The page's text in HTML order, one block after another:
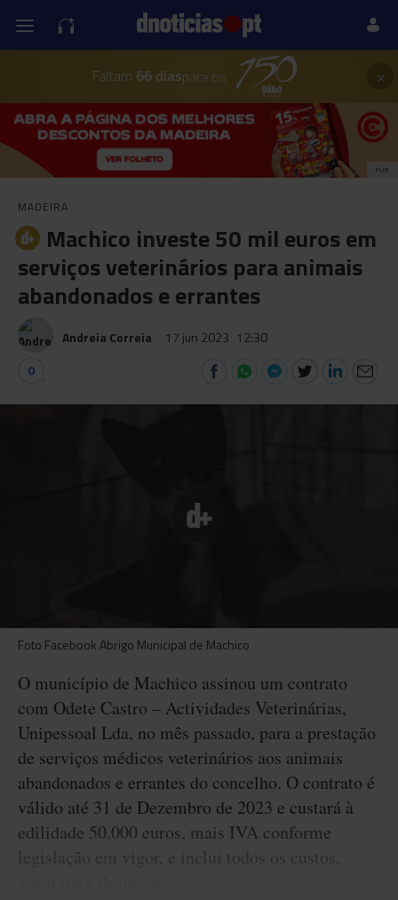
Faltam 66 diaspara os ×
PUB
MADEIRA
Machico investe 50 mil euros em
serviços veterinários para animais
abandonados e errantes
Andreia Correia 17 jun 2023 12:30
0
Foto Facebook Abrigo Municipal de Machico
O município de Machico assinou um contrato
com Odete Castro – Actividades Veterinárias,
Unipessoal Lda, no mês passado, para a prestação
de serviços médicos veterinários aos animais
abandonados e errantes do concelho. O contrato é
válido até 31 de Dezembro de 2023 e custará à
edilidade 50.000 euros, mais IVA conforme
legislação em vigor, e inclui todos os custos,